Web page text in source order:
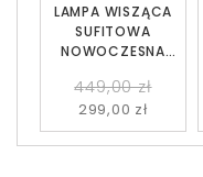
LAMPA WISZĄCA
SUFITOWA
NOWOCZESNA
BIAŁE KULE LEDO 4
449,00 zł
299,00 zł